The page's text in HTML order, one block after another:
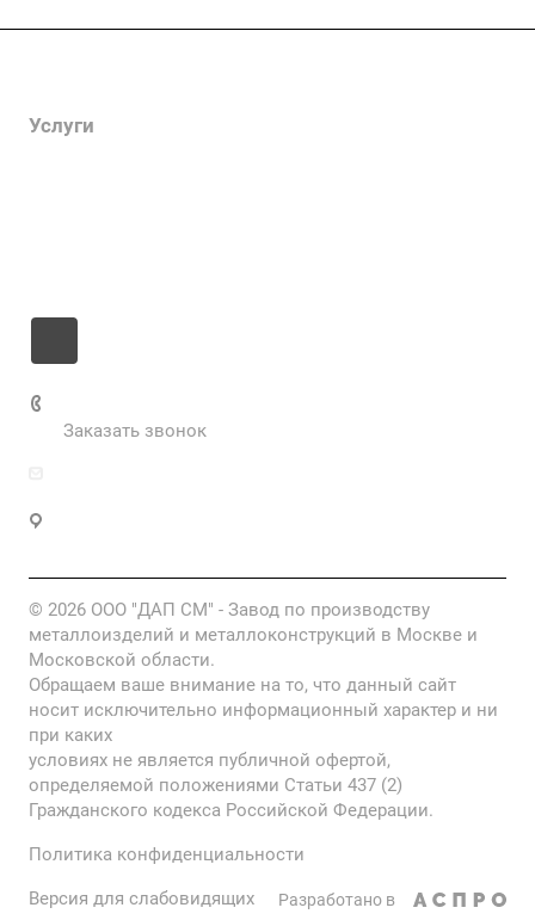
Услуги
Заказать звонок
© 2026 ООО "ДАП СМ" - Завод по производству
металлоизделий и металлоконструкций в Москве и
Московской области.
Обращаем ваше внимание на то, что данный сайт
носит исключительно информационный характер и ни
при каких
условиях не является публичной офертой,
определяемой положениями Статьи 437 (2)
Гражданского кодекса Российской Федерации.
Политика конфиденциальности
Версия для слабовидящих Разработано в